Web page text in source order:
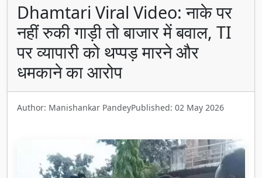
Dhamtari Viral Video: नाके पर
नहीं रुकी गाड़ी तो बाजार में बवाल, TI
पर व्यापारी को थप्पड़ मारने और
धमकाने का आरोप
Author: Manishankar PandeyPublished: 02 May 2026